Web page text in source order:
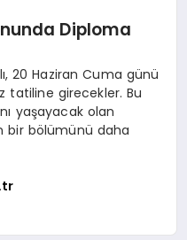
Diploma
20 Haziran Cuma günü
tatiline girecekler. Bu
yaşayacak olan
bir bölümünü daha